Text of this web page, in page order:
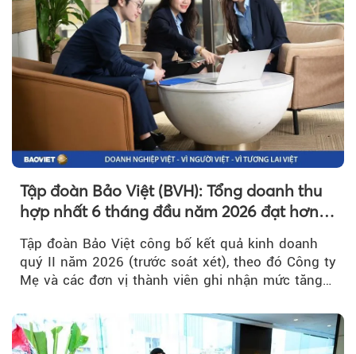
Tập đoàn Bảo Việt (BVH): Tổng doanh thu
hợp nhất 6 tháng đầu năm 2026 đạt hơn
Tập đoàn Bảo Việt công bố kết quả kinh doanh
quý II năm 2026 (trước soát xét), theo đó Công ty
Mẹ và các đơn vị thành viên ghi nhận mức tăng